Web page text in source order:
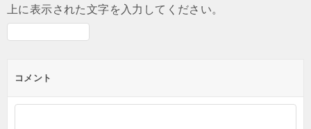
上に表示された文字を入力してください。
コメント